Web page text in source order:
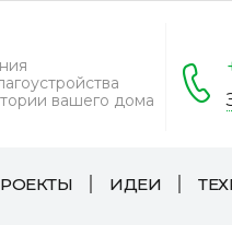
вашего дома
ИДЕИ